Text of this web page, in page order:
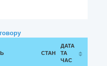
СТАН
ДАТА
ТА
ЧАС